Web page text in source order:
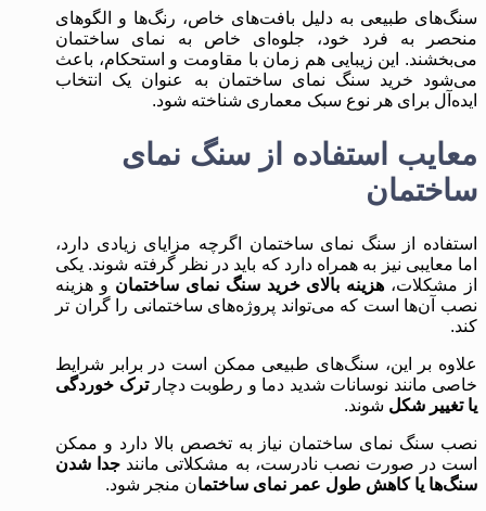
سنگ‌های طبیعی به دلیل بافت‌های خاص، رنگ‌ها و الگوهای
منحصر به فرد خود، جلوه‌ای خاص به نمای ساختمان
می‌بخشند. این زیبایی هم‌ زمان با مقاومت و استحکام، باعث
می‌شود خرید سنگ نمای ساختمان به عنوان یک انتخاب
ایده‌آل برای هر نوع سبک معماری شناخته شود.
معایب استفاده از سنگ نمای
ساختمان
استفاده از سنگ نمای ساختمان اگرچه مزایای زیادی دارد،
اما معایبی نیز به همراه دارد که باید در نظر گرفته شوند. یکی
از مشکلات، هزینه بالای خرید سنگ نمای ساختمان و هزینه
نصب آن‌ها است که می‌تواند پروژه‌های ساختمانی را گران ‌تر
کند.
علاوه بر این، سنگ‌های طبیعی ممکن است در برابر شرایط
خاصی مانند نوسانات شدید دما و رطوبت دچارترک خوردگی
یا تغییر شکل شوند.
نصب سنگ نمای ساختمان نیاز به تخصص بالا دارد و ممکن
است در صورت نصب نادرست، به مشکلاتی مانند جدا شدن
سنگ‌ها یا کاهش طول عمر نمای ساختمان منجر شود.